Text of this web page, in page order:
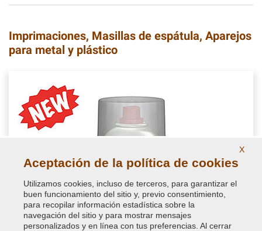
Imprimaciones, Masillas de espátula, Aparejos
para metal y plástico
X
Aceptación de la política de cookies
Utilizamos cookies, incluso de terceros, para garantizar el
buen funcionamiento del sitio y, previo consentimiento,
para recopilar información estadística sobre la
navegación del sitio y para mostrar mensajes
personalizados y en línea con tus preferencias. Al cerrar